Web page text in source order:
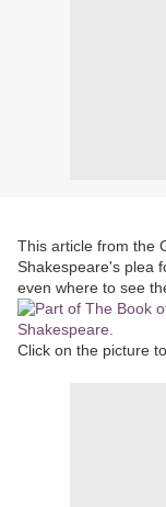
This article from the
Shakespeare's plea
even where to see
Click on the picture